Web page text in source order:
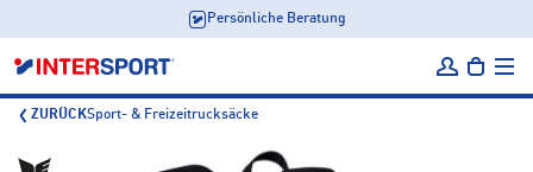
Persönliche Beratung
ZURÜCKSport- & Freizeitrucksäcke